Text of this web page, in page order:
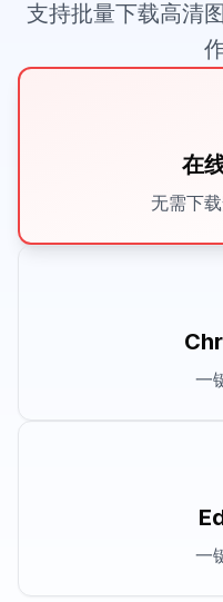
支持批量下载高清
在
无需下
一
一